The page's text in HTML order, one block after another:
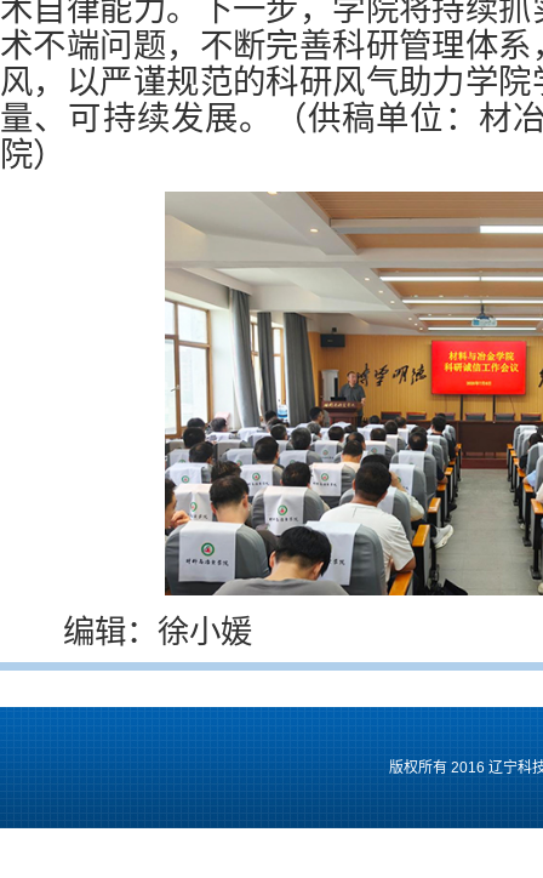
术自律能力。下一步，学院将持续
术不端问题，不断完善科研管理体
风，以严谨规范的科研风气助力学
量、可持续发展。
（供稿单位： 材
院）
编辑：徐小媛
版权所有 2016 辽宁